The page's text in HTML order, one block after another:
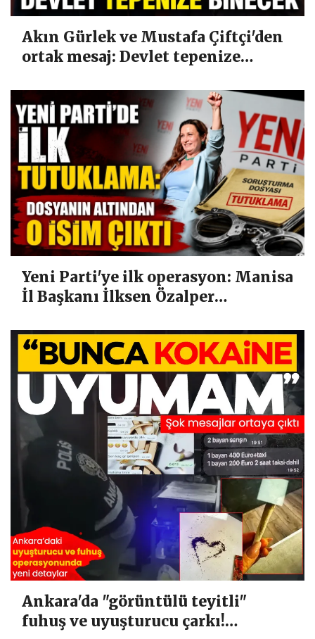
Akın Gürlek ve Mustafa Çiftçi'den
ortak mesaj: Devlet tepenize
Yeni Parti'ye ilk operasyon: Manisa
İl Başkanı İlksen Özalper
Ankara'da "görüntülü teyitli"
fuhuş ve uyuşturucu çarkı!